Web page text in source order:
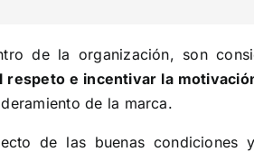
de la organización, son
respeto e incentivar la
de la marca.
de las buenas condiciones